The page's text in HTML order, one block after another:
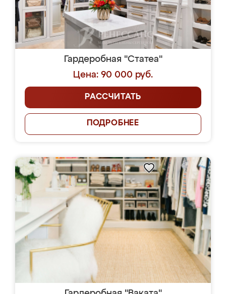
Гардеробная "Статеа"
Цена: 90 000 руб.
РАССЧИТАТЬ
ПОДРОБНЕЕ